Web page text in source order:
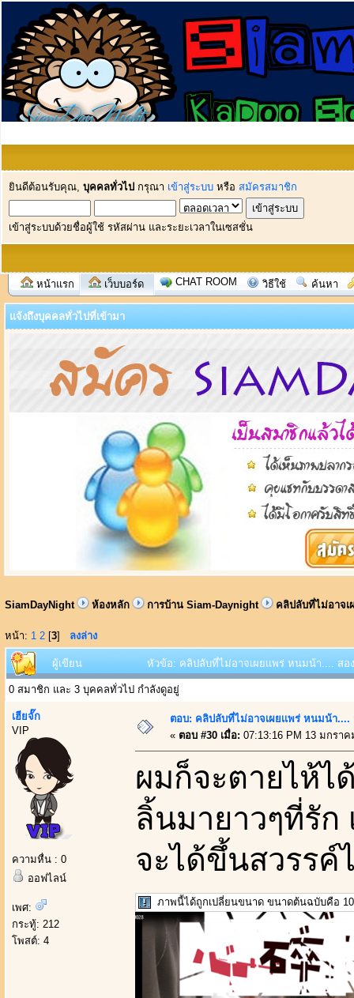
ยินดีต้อนรับคุณ, บุคคลทั่วไป กรุณา เข้าสู่ระบบ หรือ สมัครสมาชิก
เข้าสู่ระบบด้วยชื่อผู้ใช้ รหัสผ่าน และระยะเวลาในเซสชั่น
หน้าแรก เว็บบอร์ด CHAT ROOM วิธีใช้ ค้นหา
แจ้งถึงบุคคลทั่วไปที่เข้ามา
SiamDayNight ห้องหลัก การบ้าน Siam-Daynight คลิปลับที่ไม่อาจเ
หน้า: 1 2 [3] ลงล่าง
ผู้เขียน หัวข้อ: คลิปลับที่ไม่อาจเผยเเพร่ หนมน้า.... ส
0 สมาชิก และ 3 บุคคลทั่วไป กำลังดูอยู่
เฮียจั๊ก
VIP
ความหื่น : 0
ออฟไลน์
เพศ:
กระทู้: 212
โพสต์: 4
ตอบ: คลิปลับที่ไม่อาจเผยเเพร่ หนมน้า
« ตอบ #30 เมื่อ: 07:13:16 PM 13 มกราค
ผมก็จะตายไห้ไ
ลิ้นมายาวๆที่รัก
จะได้ขึ้นสวรรค์
ภาพนี้ได้ถูกเปลี่ยนขนาด ขนาดต้นฉบับคือ